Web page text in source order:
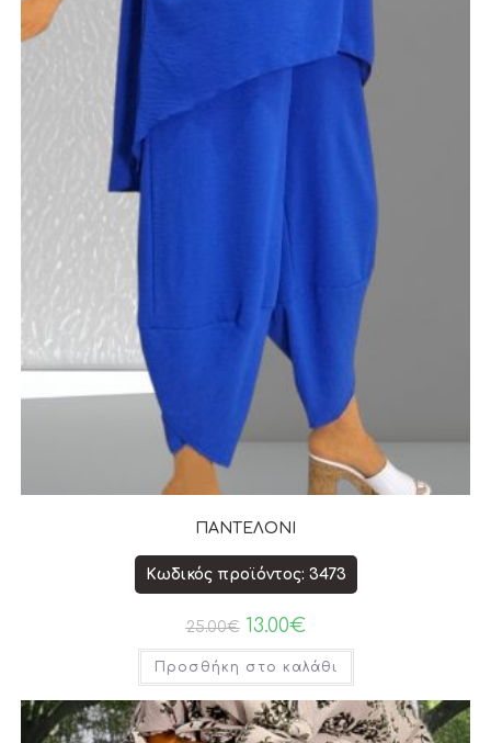
ΠΑΝΤΕΛΟΝΙ
Κωδικός προϊόντος: 3473
25.00€ 13.00€
Προσθήκη στο καλάθι